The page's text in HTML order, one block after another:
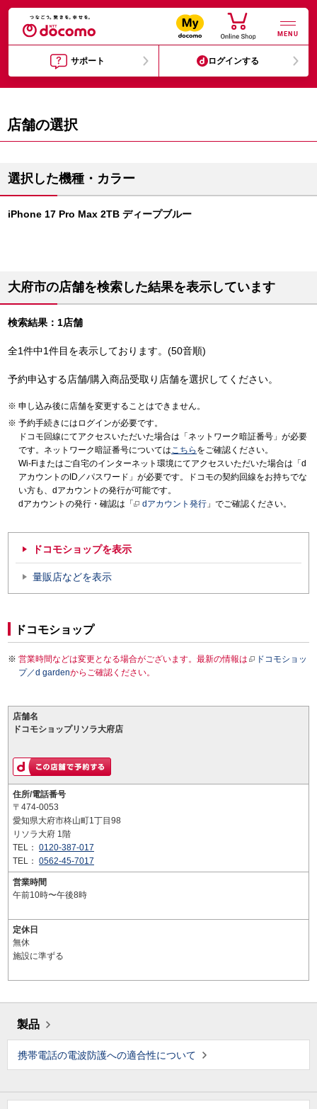
MENU
サポート ログインする
店舗の選択
選択した機種・カラー
iPhone 17 Pro Max 2TB ディープブルー
大府市の店舗を検索した結果を表示しています
検索結果：1店舗
全1件中1件目を表示しております。(50音順)
予約申込する店舗/購入商品受取り店舗を選択してください。
申し込み後に店舗を変更することはできません。
予約手続きにはログインが必要です。
ドコモ回線にてアクセスいただいた場合は「ネットワーク暗証番号」が必要
です。ネットワーク暗証番号についてはこちら をご確認ください。
Wi-Fiまたはご自宅のインターネット環境にてアクセスいただいた場合は「d
アカウントのID／パスワード」が必要です。ドコモの契約回線をお持ちでな
い方も、dアカウントの発行が可能です。
dアカウントの発行・確認は「
dアカウント発行 」でご確認ください。
ドコモショップを表示
量販店などを表示
ドコモショップ
営業時間などは変更となる場合がございます。最新の情報は
ドコモショッ
プ／d gardenからご確認ください。
店舗名
ドコモショップリソラ大府店
住所/電話番号
〒474-0053
愛知県大府市柊山町1丁目98
リソラ大府 1階
TEL： 0120-387-017
TEL： 0562-45-7017
営業時間
午前10時〜午後8時
定休日
無休
施設に準ずる
製品
携帯電話の電波防護への適合性について